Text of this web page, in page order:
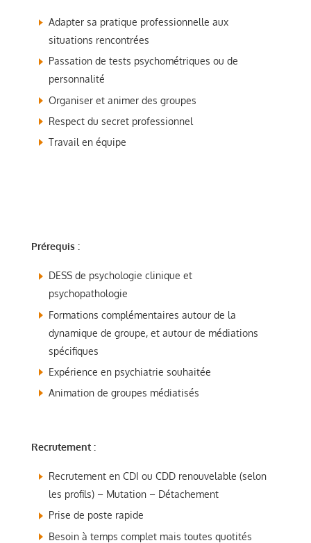
Adapter sa pratique professionnelle aux
situations rencontrées
Passation de tests psychométriques ou de
personnalité
Organiser et animer des groupes
Respect du secret professionnel
Travail en équipe
Prérequis :
DESS de psychologie clinique et
psychopathologie
Formations complémentaires autour de la
dynamique de groupe, et autour de médiations
spécifiques
Expérience en psychiatrie souhaitée
Animation de groupes médiatisés
Recrutement :
Recrutement en CDI ou CDD renouvelable (selon
les profils) – Mutation – Détachement
Prise de poste rapide
Besoin à temps complet mais toutes quotités